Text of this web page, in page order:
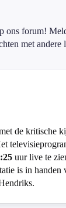
ons forum!
met andere
de kritische
uur live te
is in handen